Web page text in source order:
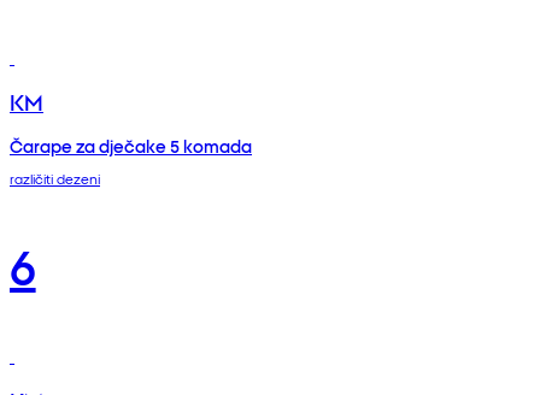
KM
Čarape za dječake 5 komada
različiti dezeni
6